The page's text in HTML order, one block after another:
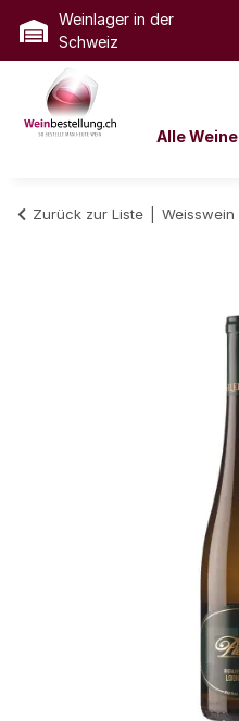
Weinlager in der
Schweiz
Alle Weine
Zurück zur Liste Weisswein